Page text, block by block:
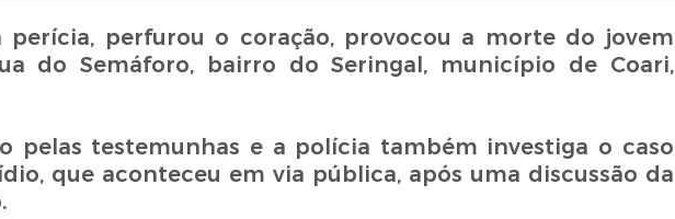
perfurou o coração, provocou a morte do jovem
do Semáforo, bairro do Seringal, município de Coari,
pelas testemunhas e a polícia também investiga o caso
que aconteceu em via pública, após uma discussão da